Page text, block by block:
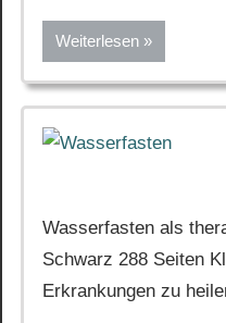
Weiterlesen
Wasserfasten als
Schwarz 288 Seiten
Erkrankungen zu